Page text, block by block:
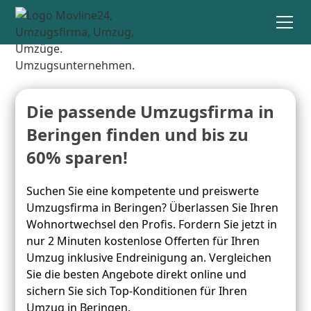
Die passende Umzugsfirma in
Beringen finden und bis zu
60% sparen!
Suchen Sie eine kompetente und preiswerte
Umzugsfirma in Beringen? Überlassen Sie Ihren
Wohnortwechsel den Profis. Fordern Sie jetzt in
nur 2 Minuten kostenlose Offerten für Ihren
Umzug inklusive Endreinigung an. Vergleichen
Sie die besten Angebote direkt online und
sichern Sie sich Top-Konditionen für Ihren
Umzug in Beringen.